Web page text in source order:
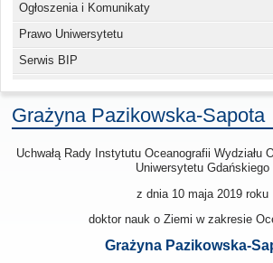
Ogłoszenia i Komunikaty
Prawo Uniwersytetu
Serwis BIP
Grażyna Pazikowska-Sapota
Uchwałą Rady Instytutu Oceanografii Wydziału
Uniwersytetu Gdańskiego
z dnia 10 maja 2019 roku
doktor nauk o Ziemi w zakresie
Grażyna Pazikowska-